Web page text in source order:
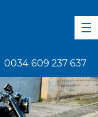
0034 609 237 637